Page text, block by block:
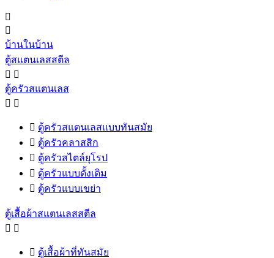


บ้านในบ้าน
ตู้สแตนเลสสตีล
 
ตู้ครัวสแตนเลส
 
 ตู้ครัวสแตนเลสแบบทันสมัย
 ตู้ครัวคลาสสิก
 ตู้ครัวสไตล์ยุโรป
 ตู้ครัวแบบดั้งเดิม
 ตู้ครัวแบบเขย่า
ตู้เสื้อผ้าสแตนเลสสตีล
 
 ตู้เสื้อผ้าที่ทันสมัย